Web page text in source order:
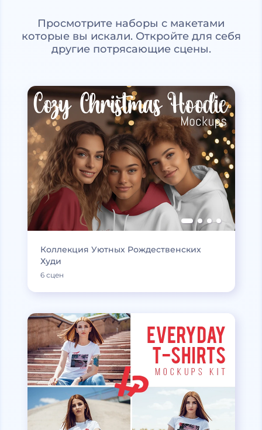
Просмотрите наборы с макетами
которые вы искали. Откройте для себя
другие потрясающие сцены.
Коллекция Уютных Рождественских
Худи
6 сцен